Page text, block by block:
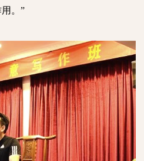
。”